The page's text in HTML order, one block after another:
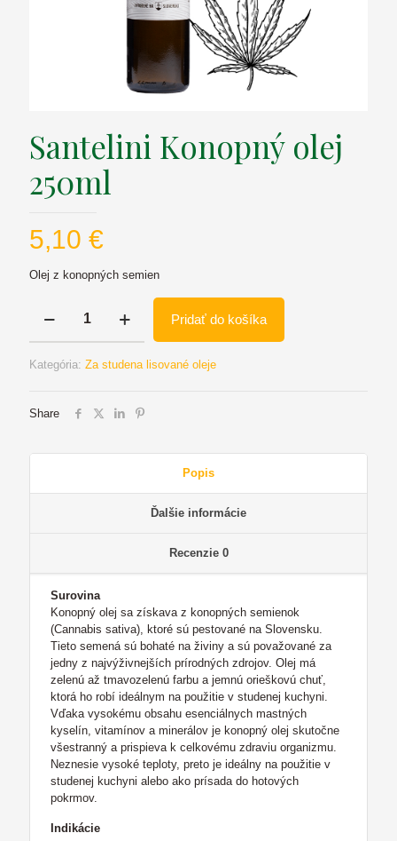
Santelini Konopný olej
250ml
5,10 €
Olej z konopných semien
Santelini
Konopný
250ml
Pridať do košíka
Kategória: Za studena lisované oleje
Share
Popis
Ďalšie informácie
Recenzie 0
Surovina
Konopný olej sa získava z konopných semienok
(Cannabis sativa), ktoré sú pestované na Slovensku.
Tieto semená sú bohaté na živiny a sú považované za
jedny z najvýživnejších prírodných zdrojov. Olej má
zelenú až tmavozelenú farbu a jemnú orieškovú chuť,
ktorá ho robí ideálnym na použitie v studenej kuchyni.
Vďaka vysokému obsahu esenciálnych mastných
kyselín, vitamínov a minerálov je konopný olej skutočne
všestranný a prispieva k celkovému zdraviu organizmu.
Neznesie vysoké teploty, preto je ideálny na použitie v
studenej kuchyni alebo ako prísada do hotových
pokrmov.
Indikácie